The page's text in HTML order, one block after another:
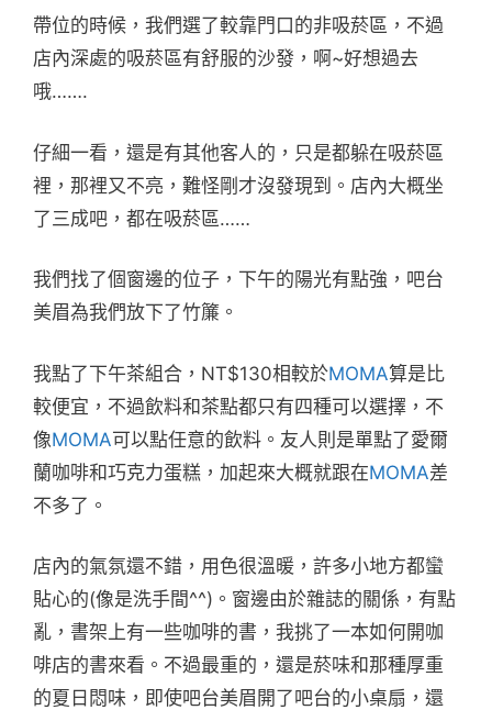
帶位的時候，我們選了較靠門口的非吸菸區，不過
店內深處的吸菸區有舒服的沙發，啊~好想過去
哦…….
仔細一看，還是有其他客人的，只是都躲在吸菸區
裡，那裡又不亮，難怪剛才沒發現到。店內大概坐
了三成吧，都在吸菸區……
我們找了個窗邊的位子，下午的陽光有點強，吧台
美眉為我們放下了竹簾。
我點了下午茶組合，NT$130相較於MOMA算是比
較便宜，不過飲料和茶點都只有四種可以選擇，不
像MOMA可以點任意的飲料。友人則是單點了愛爾
蘭咖啡和巧克力蛋糕，加起來大概就跟在MOMA差
不多了。
店內的氣氛還不錯，用色很溫暖，許多小地方都蠻
貼心的(像是洗手間^^)。窗邊由於雜誌的關係，有點
亂，書架上有一些咖啡的書，我挑了一本如何開咖
啡店的書來看。不過最重的，還是菸味和那種厚重
的夏日悶味，即使吧台美眉開了吧台的小桌扇，還